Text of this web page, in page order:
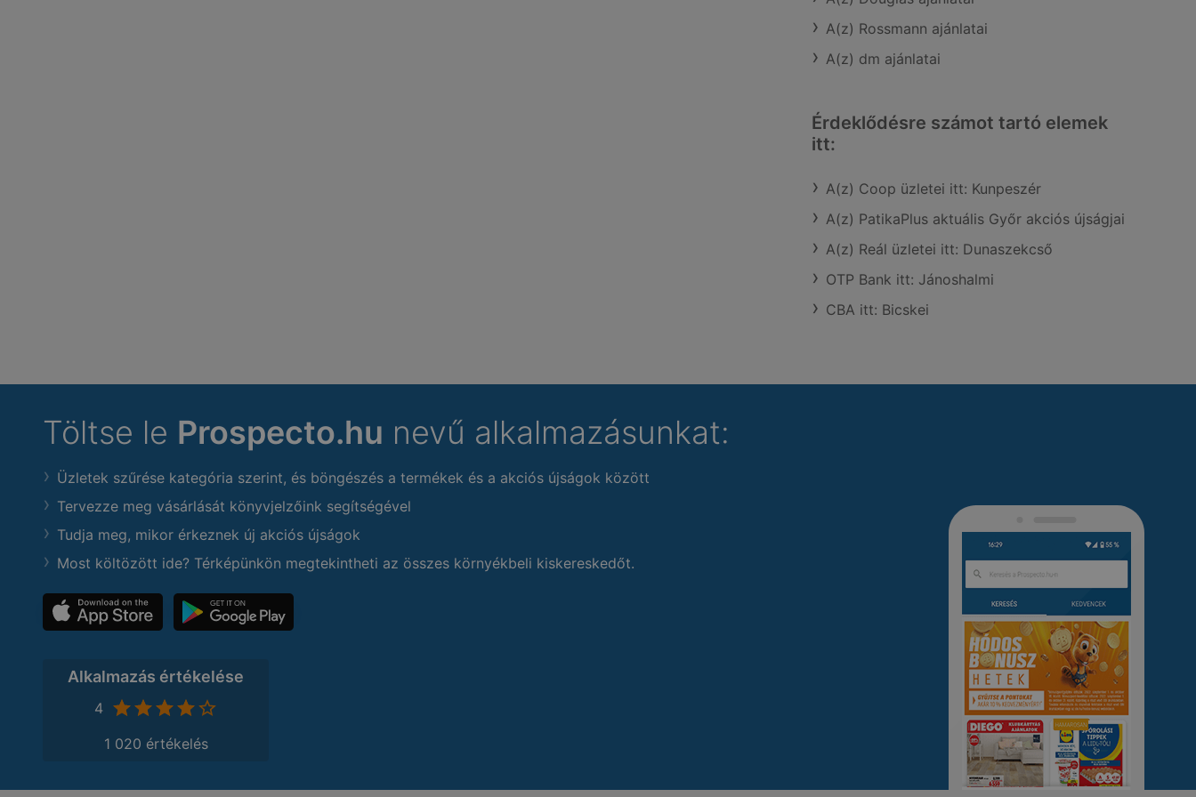
A(z) Rossmann ajánlatai
A(z) dm ajánlatai
Érdeklődésre számot tartó elemek
itt:
A(z) Coop üzletei itt: Kunpeszér
A(z) PatikaPlus aktuális Győr akciós újságjai
A(z) Reál üzletei itt: Dunaszekcső
OTP Bank itt: Jánoshalmi
CBA itt: Bicskei
Töltse le Prospecto.hu nevű alkalmazásunkat:
Üzletek szűrése kategória szerint, és böngészés a termékek és a akciós újságok között
Tervezze meg vásárlását könyvjelzőink segítségével
Tudja meg, mikor érkeznek új akciós újságok
Most költözött ide? Térképünkön megtekintheti az összes környékbeli kiskereskedőt.
Alkalmazás értékelése
4
1 020 értékelés